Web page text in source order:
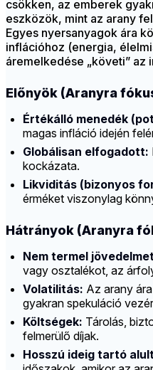
csökken, az emberek
eszközök, mint az arany
Egyes nyersanyagok ára
inflációhoz (energia,
áremelkedése „követi” az
Előnyök (Aranyra
Értékálló menedék
magas infláció idején
Globálisan elfogadott:
kockázata.
Likviditás (bizonyos
érméket viszonylag
Hátrányok (Aranyra
Nem termel
vagy osztalékot, az
Volatilitás: Az arany
gyakran spekuláció
Költségek: Tárolás,
felmerülő díjak.
Hosszú ideig tartó